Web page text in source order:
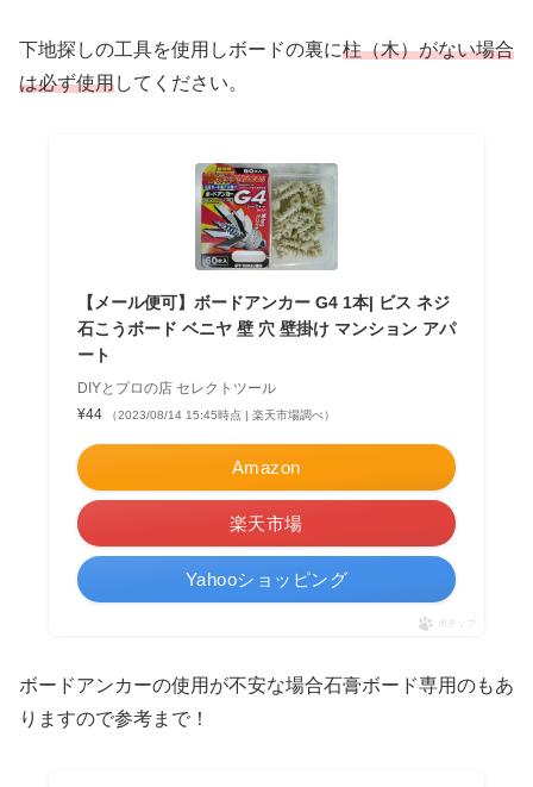
下地探しの工具を使用しボードの裏に柱（木）がない場合
は必ず使用してください。
【メール便可】ボードアンカー G4 1本| ビス ネジ
石こうボード ベニヤ 壁 穴 壁掛け マンション アパ
ート
DIYとプロの店 セレクトツール
¥44
（2023/08/14 15:45時点 | 楽天市場調べ）
Amazon
楽天市場
Yahooショッピング
ポチップ
ボードアンカーの使用が不安な場合石膏ボード専用のもあ
りますので参考まで！